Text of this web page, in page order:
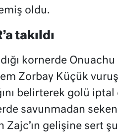
oldu.
takıldı
kornerde
Zorbay Küçük
belirterek golü
savunmadan
Zajc’ın gelişine sert